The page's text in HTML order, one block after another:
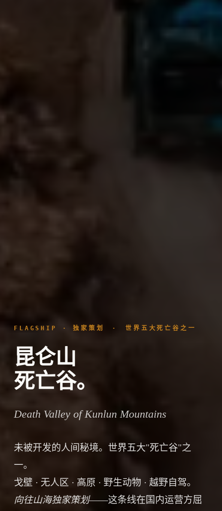
FLAGSHIP · 独家策划 · 世界五大死亡谷之一
昆仑山
死亡谷。
Death Valley of Kunlun Mountains
未被开发的人间秘境。世界五大"死亡谷"之
一。
戈壁 · 无人区 · 高原 · 野生动物 · 越野自驾。
向往山海独家策划——这条线在国内运营方屈